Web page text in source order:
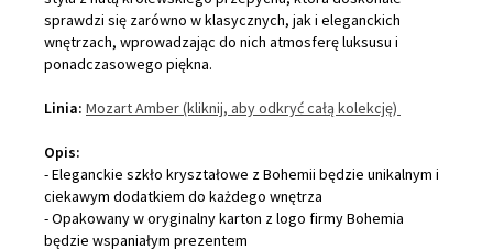
sprawdzi się zarówno w klasycznych, jak i eleganckich
wnętrzach, wprowadzając do nich atmosferę luksusu i
ponadczasowego piękna.
Linia: Mozart Amber(kliknij, aby odkryć całą kolekcję)
Opis:
- Eleganckie szkło kryształowe z Bohemii będzie unikalnym i
ciekawym dodatkiem do każdego wnętrza
- Opakowany w oryginalny karton z logo firmy Bohemia
będzie wspaniałym prezentem